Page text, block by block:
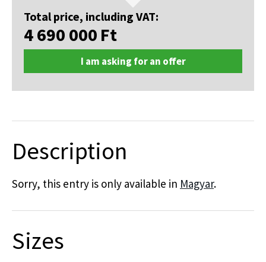
Total price, including VAT:
4 690 000 Ft
I am asking for an offer
Description
Sorry, this entry is only available in Magyar.
Sizes